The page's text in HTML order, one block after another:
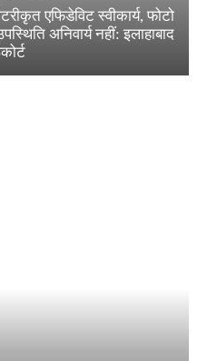
एफिडेविट स्वीकार्य, फोटो
अनिवार्य नहीं: इलाहाबाद